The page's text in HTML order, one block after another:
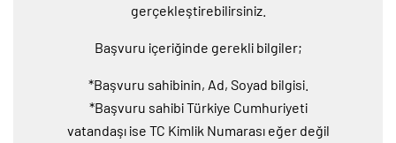
gerçekleştirebilirsiniz.
Başvuru içeriğinde gerekli bilgiler;
*Başvuru sahibinin, Ad, Soyad bilgisi.
*Başvuru sahibi Türkiye Cumhuriyeti
vatandaşı ise TC Kimlik Numarası eğer değil